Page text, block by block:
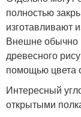
полностью
изготавливают
Внешне обычно
древесного
помощью цвета
Интересный
открытыми